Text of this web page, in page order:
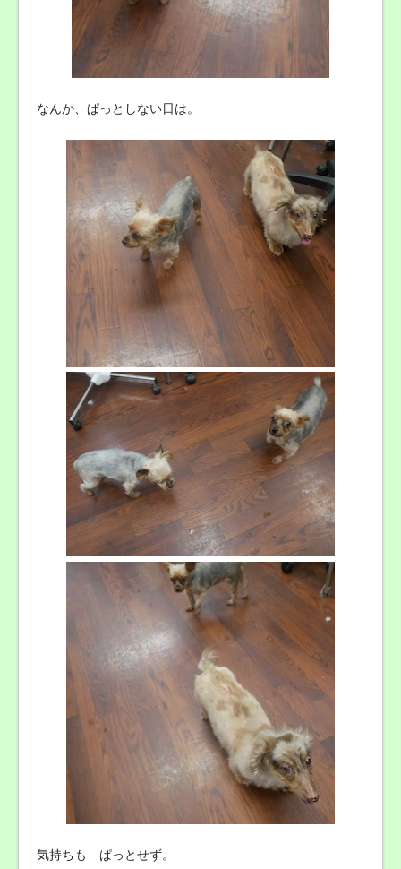
なんか、ぱっとしない日は。
気持ちも ぱっとせず。